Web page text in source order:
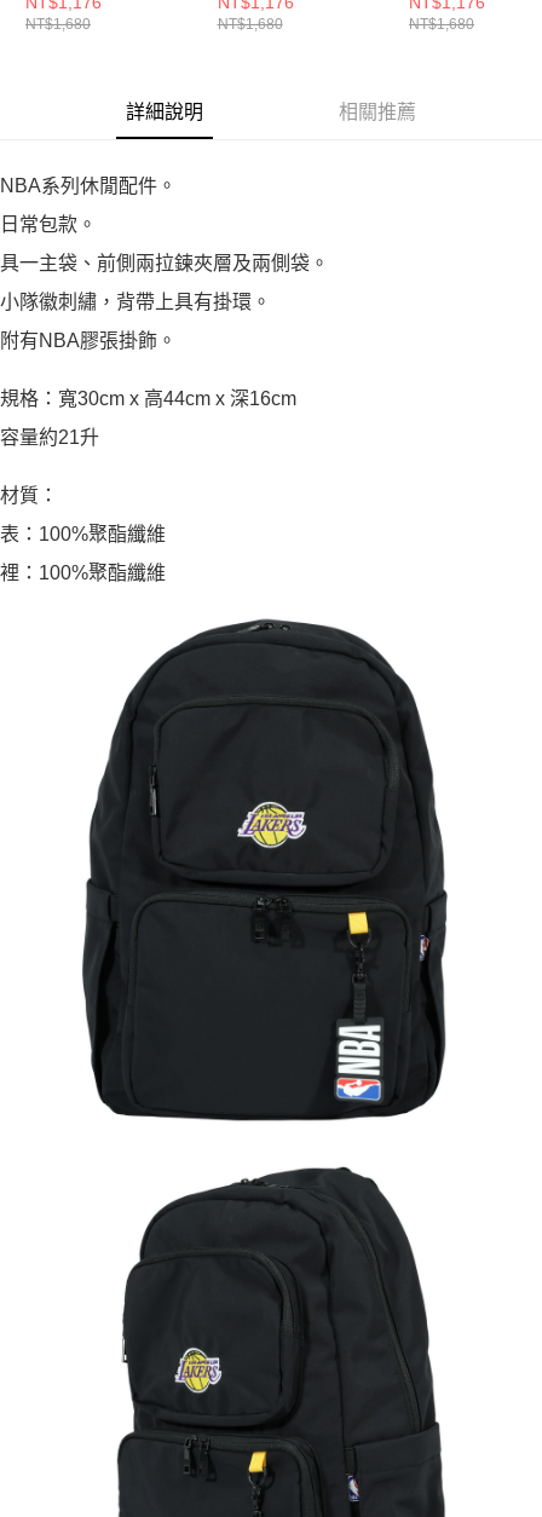
NT$1,680 NT$1,680 NT$1,680
詳細說明 相關推薦
NBA系列休閒配件。
日常包款。
具一主袋、前側兩拉鍊夾層及兩側袋。
小隊徽刺繡，背帶上具有掛環。
附有NBA膠張掛飾。
規格：寬30cm x 高44cm x 深16cm
容量約21升
材質：
表：100%聚酯纖維
裡：100%聚酯纖維